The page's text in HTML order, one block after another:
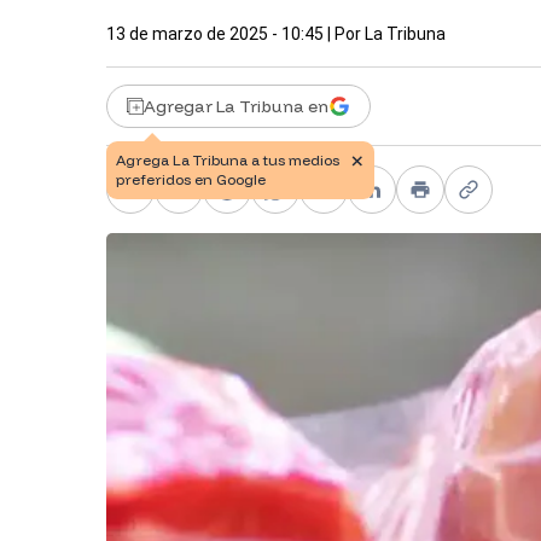
13 de marzo de 2025 - 10:45 | Por La Tribuna
Agregar La Tribuna en
Facebook
X TelegramWhatsApp
PinterestLinkedIn
PrintCopy